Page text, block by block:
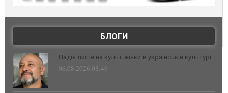
БЛОГИ
Надія лише на культ жінки в українській культурі
06.08.2026 08:49